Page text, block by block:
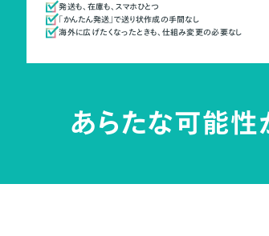
発送も、在庫も、スマホひとつ
「かんたん発送」で送り状作成の手間なし
海外に広げたくなったときも、仕組み変更の必要なし
あらたな可能性